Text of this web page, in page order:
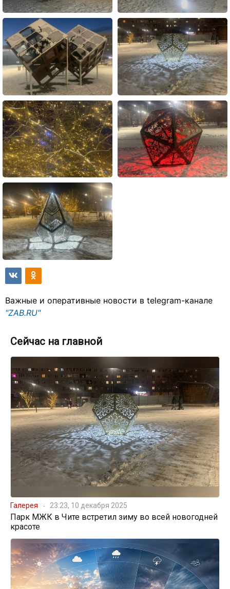
Важные и оперативные новости в telegram-канале
"ZAB.RU"
Сейчас на главной
Галерея 23:23, 10 декабря 2025
Парк МЖК в Чите встретил зиму во всей новогодней
красоте